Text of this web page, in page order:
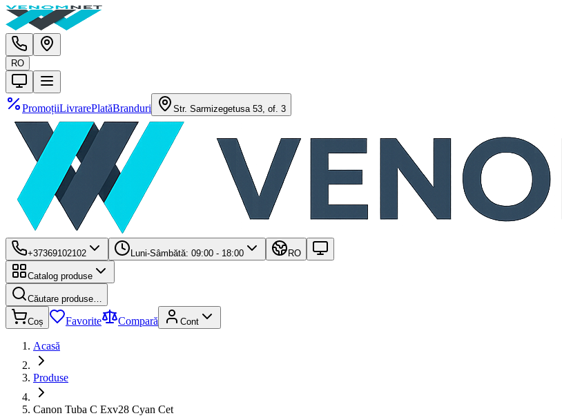
RO
PromoțiiLivrarePlatăBranduri Str. Sarmizegetusa 53, of. 3
+37369102102 Luni-Sâmbătă: 09:00 - 18:00 RO
Catalog produse
Căutare produse…
Coș Favorite Compară Cont
Acasă
Produse
Canon Tuba C Exv28 Cyan Cet